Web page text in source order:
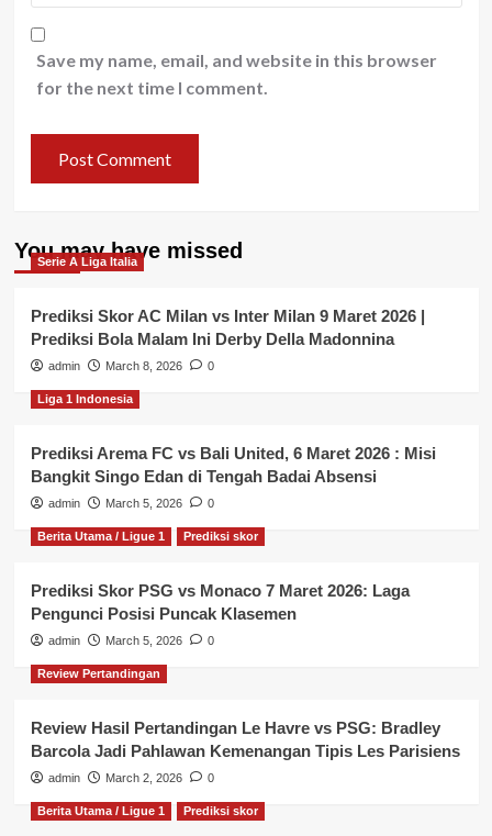
Save my name, email, and website in this browser
for the next time I comment.
You may have missed
Serie A Liga Italia
Prediksi Skor AC Milan vs Inter Milan 9 Maret 2026 |
Prediksi Bola Malam Ini Derby Della Madonnina
admin March 8, 2026 0
Liga 1 Indonesia
Prediksi Arema FC vs Bali United, 6 Maret 2026 : Misi
Bangkit Singo Edan di Tengah Badai Absensi
admin March 5, 2026 0
Berita Utama / Ligue 1 Prediksi skor
Prediksi Skor PSG vs Monaco 7 Maret 2026: Laga
Pengunci Posisi Puncak Klasemen
admin March 5, 2026 0
Review Pertandingan
Review Hasil Pertandingan Le Havre vs PSG: Bradley
Barcola Jadi Pahlawan Kemenangan Tipis Les Parisiens
admin March 2, 2026 0
Berita Utama / Ligue 1 Prediksi skor